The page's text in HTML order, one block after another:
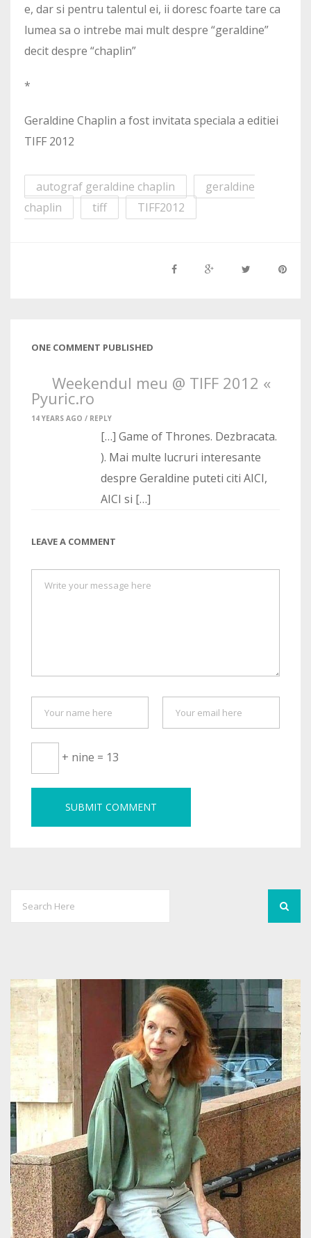
e, dar si pentru talentul ei, ii doresc foarte tare ca
lumea sa o intrebe mai mult despre “geraldine”
decit despre “chaplin”
*
Geraldine Chaplin a fost invitata speciala a editiei
TIFF 2012
autograf geraldine chaplin
geraldine
chaplin
tiff TIFF2012
ONE COMMENT PUBLISHED
Weekendul meu @ TIFF 2012 «
Pyuric.ro
14 YEARS AGO / REPLY
[…] Game of Thrones. Dezbracata.
). Mai multe lucruri interesante
despre Geraldine puteti citi AICI,
AICI si […]
LEAVE A COMMENT
+ nine = 13